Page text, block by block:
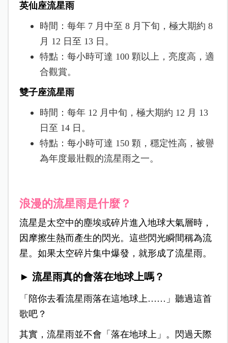
英仙座流星雨
時間：每年 7 月中至 8 月下旬，極大期約 8
月 12 日至 13 日。
特點：每小時可達 100 顆以上，亮度高，適
合觀賞。
雙子座流星雨
時間：每年 12 月中旬，極大期約 12 月 13
日至 14 日。
特點：每小時可達 150 顆，穩定性高，被譽
為年度最壯觀的流星雨之一。
浪漫的流星雨是什麼？
流星是太空中的塵埃或碎片進入地球大氣層時，
因摩擦生熱而產生的閃光。這些閃光瞬間稱為流
星。如果太空碎片集中爆發，就形成了流星雨。
► 流星雨真的會落在地球上嗎？
「陪你去看流星雨落在這地球上……」聽過這首
歌吧？
其實，流星雨並不會「落在地球上」。閃過天際